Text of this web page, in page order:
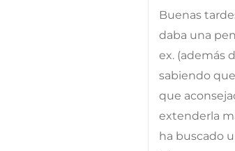
Buenas
daba una
ex. (además
sabiendo
que
extenderla
ha buscado